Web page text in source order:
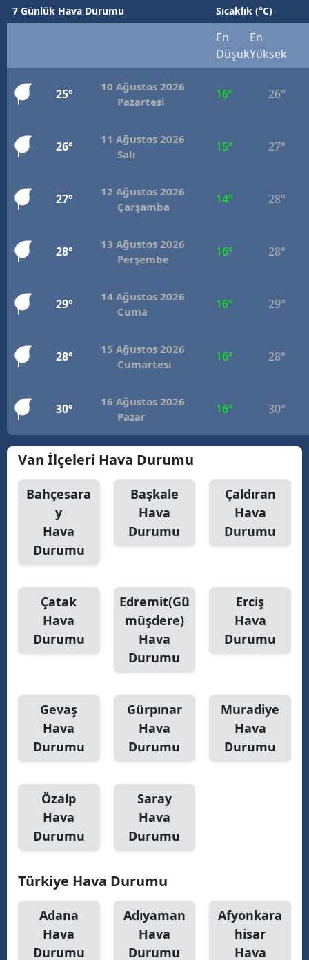
7 Günlük Hava Durumu Sıcaklık (°C)
En
Düşük
En
Yüksek
25°
10 Ağustos 2026
Pazartesi
16° 26°
26°
11 Ağustos 2026
Salı
15° 27°
27°
12 Ağustos 2026
Çarşamba
14° 28°
28°
13 Ağustos 2026
Perşembe
16° 28°
29°
14 Ağustos 2026
Cuma
16° 29°
28°
15 Ağustos 2026
Cumartesi
16° 28°
30°
16 Ağustos 2026
Pazar
16° 30°
Van İlçeleri Hava Durumu
Bahçesara
y
Hava
Durumu
Başkale
Hava
Durumu
Çaldıran
Hava
Durumu
Çatak
Hava
Durumu
Edremit(Gü
müşdere)
Hava
Durumu
Erciş
Hava
Durumu
Gevaş
Hava
Durumu
Gürpınar
Hava
Durumu
Muradiye
Hava
Durumu
Özalp
Hava
Durumu
Saray
Hava
Durumu
Türkiye Hava Durumu
Adana
Hava
Durumu
Adıyaman
Hava
Durumu
Afyonkara
hisar
Hava